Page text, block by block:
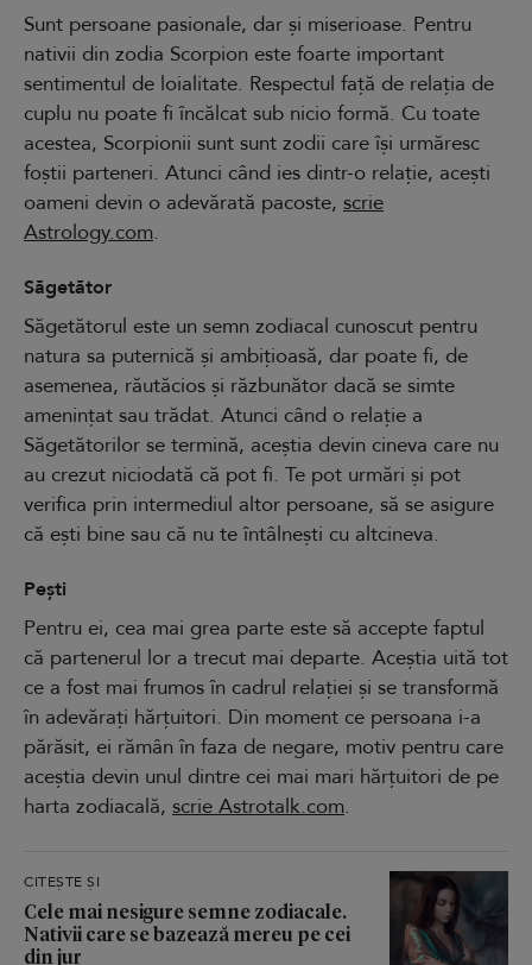
Sunt persoane pasionale, dar și miserioase. Pentru
nativii din zodia Scorpion este foarte important
sentimentul de loialitate. Respectul față de relația de
cuplu nu poate fi încălcat sub nicio formă. Cu toate
acestea, Scorpionii sunt sunt zodii care își urmăresc
foștii parteneri. Atunci când ies dintr-o relație, acești
oameni devin o adevărată pacoste, scrie
Astrology.com.
Săgetător
Săgetătorul este un semn zodiacal cunoscut pentru
natura sa puternică și ambițioasă, dar poate fi, de
asemenea, răutăcios și răzbunător dacă se simte
amenințat sau trădat. Atunci când o relație a
Săgetătorilor se termină, aceștia devin cineva care nu
au crezut niciodată că pot fi. Te pot urmări și pot
verifica prin intermediul altor persoane, să se asigure
că ești bine sau că nu te întâlnești cu altcineva.
Pești
Pentru ei, cea mai grea parte este să accepte faptul
că partenerul lor a trecut mai departe. Aceștia uită tot
ce a fost mai frumos în cadrul relației și se transformă
în adevărați hărțuitori. Din moment ce persoana i-a
părăsit, ei rămân în faza de negare, motiv pentru care
aceștia devin unul dintre cei mai mari hărțuitori de pe
harta zodiacală, scrie Astrotalk.com.
CITEȘTE ȘI
Cele mai nesigure semne zodiacale.
Nativii care se bazează mereu pe cei
din jur